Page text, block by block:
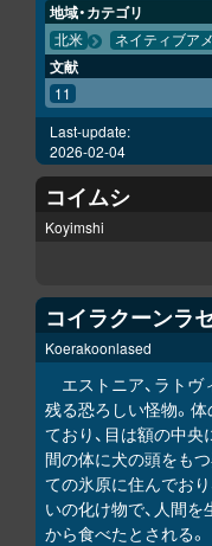
地域・カテゴリ
北米 ネイティブア
文献
11
Last-update:
2026-02-04
コイムシ
Koyimshi
コイラクーンラ
Koerakoonlased
エストニア、ラト
残る恐ろしい怪物。
ており、目は額の中
間の体に犬の頭をも
ての氷原に住んでお
いの化け物で、人間
から食べたとされる。